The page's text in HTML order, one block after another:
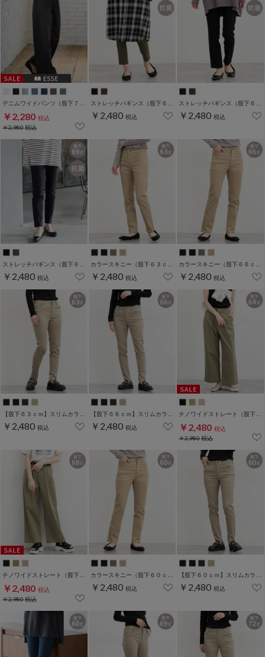
￥2,280 税込
￥2,980税込
￥2,480 税込 ￥2,480 税込
￥2,480 税込 ￥2,480 税込 ￥2,480 税込
【股下６３ｃｍ】スリムカラースキニー(股下60/63/66/69/72/75cm展開)
￥2,480 税込
【股下６６ｃｍ】スリムカラースキニー(股下60/63/66/69/72/75cm展開)
￥2,480 税込
チノワイドストレート（股下６４ｃｍ）
￥2,480 税込
￥2,980税込
￥2,480 税込
￥2,980税込
￥2,480 税込 ￥2,480 税込